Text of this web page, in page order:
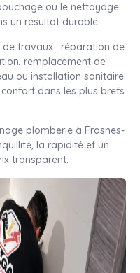
ou le nettoyage
un résultat durable.
travaux : réparation de
remplacement de
ou installation sanitaire.
dans les plus brefs
plomberie à Frasnes-
la rapidité et un
transparent.